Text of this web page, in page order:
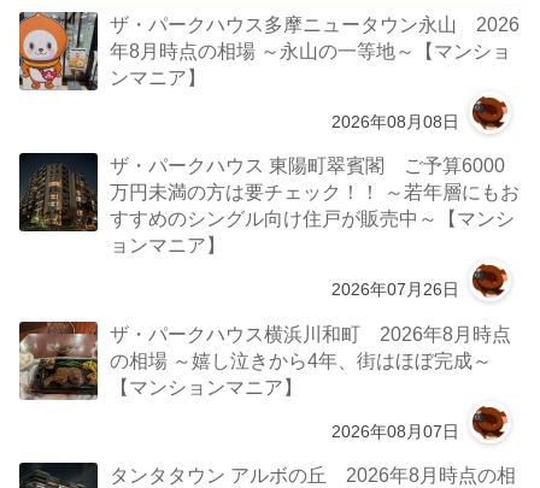
ザ・パークハウス多摩ニュータウン永山 2026
年8月時点の相場 ～永山の一等地～【マンショ
ンマニア】
2026年08月08日
ザ・パークハウス 東陽町翠賓閣 ご予算6000
万円未満の方は要チェック！！ ～若年層にもお
すすめのシングル向け住戸が販売中～【マンシ
ョンマニア】
2026年07月26日
ザ・パークハウス横浜川和町 2026年8月時点
の相場 ～嬉し泣きから4年、街はほぼ完成～
【マンションマニア】
2026年08月07日
タンタタウン アルボの丘 2026年8月時点の相